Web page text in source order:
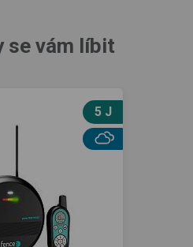
se vám líbit
5 J